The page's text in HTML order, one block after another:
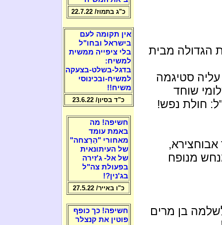
הגדולה מבית
סטיגמה
שוחד
חולת נפש!
מנופח
בן מרים
כ"ג בתמוז/ 22.7.22
אין תקומה לעם
בישראל ובחו"ל
בלי ציפייה ממשית
למשיח:
בדגל-בשלט-בצעקה
למשיח-ובכינוסי
משיח!!
כ"ד בסיון/ 23.6.22
חשיפה! מה
באמת עומד
מאחורי "הֵרַצחה"
של העיתונאית
של אל- ג'זירה
בפעולת צה"ל
בג'נין?!
כ"ו באייר/ 27.5.22
חשיפה! כך כופף
פוטין את קנצלר